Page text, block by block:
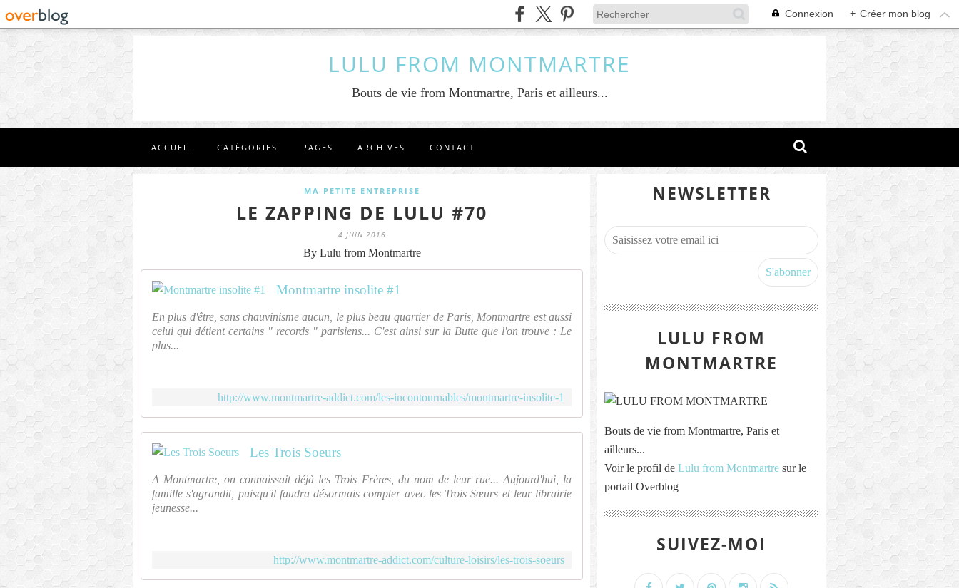
Connexion + Créer mon blog
LULU FROM MONTMARTRE
Bouts de vie from Montmartre, Paris et ailleurs...
ACCUEIL CATÉGORIES PAGES ARCHIVES CONTACT
MA PETITE ENTREPRISE
LE ZAPPING DE LULU #70
4 JUIN 2016
By Lulu from Montmartre
Montmartre insolite #1
En plus d'être, sans chauvinisme aucun, le plus beau quartier de Paris, Montmartre est aussi
celui qui détient certains " records " parisiens... C'est ainsi sur la Butte que l'on trouve : Le
plus...
http://www.montmartre-addict.com/les-incontournables/montmartre-insolite-1
Les Trois Soeurs
A Montmartre, on connaissait déjà les Trois Frères, du nom de leur rue... Aujourd'hui, la
famille s'agrandit, puisqu'il faudra désormais compter avec les Trois Sœurs et leur librairie
jeunesse...
http://www.montmartre-addict.com/culture-loisirs/les-trois-soeurs
NEWSLETTER
LULU FROM
MONTMARTRE
Bouts de vie from Montmartre, Paris et
ailleurs...
Voir le profil de Lulu from Montmartre sur le
portail Overblog
SUIVEZ-MOI